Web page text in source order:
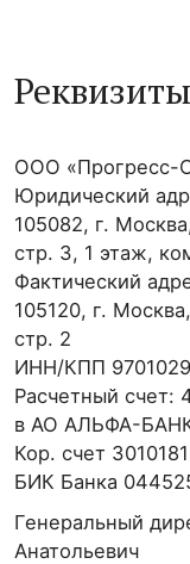
ООО «Прогресс-
Юридический
105082, г.
стр. 3, 1 этаж,
Фактический
105120, г.
стр. 2
ИНН/КПП
Расчетный счет:
в АО АЛЬФА-
Кор. счет
БИК Банка
Генеральный
Анатольевич